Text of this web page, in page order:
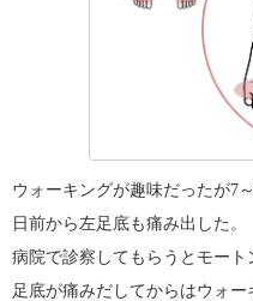
ウォーキングが趣味だったが7
日前から左足底も痛み出した。
病院で診察してもらうとモート
足底が痛みだしてからはウォー